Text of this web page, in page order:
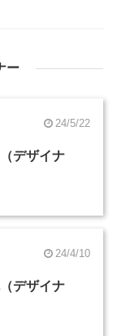
ー
24/5/22
デザイナ
24/4/10
デザイナ